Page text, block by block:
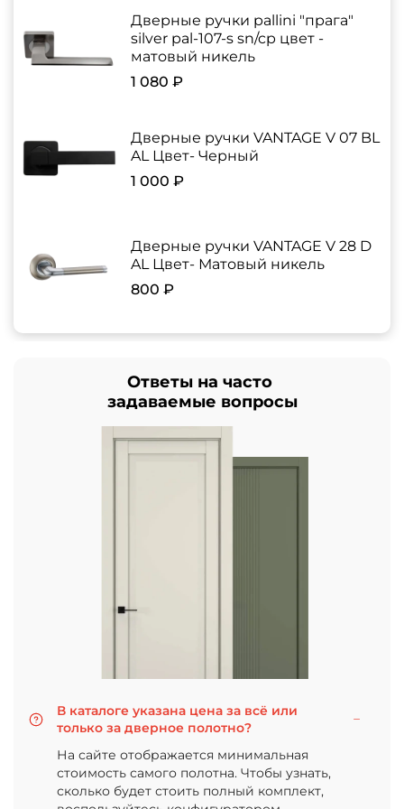
Дверные ручки pallini "прага"
silver pal-107-s sn/cp цвет -
матовый никель
1 080 ₽
Дверные ручки VANTAGE V 07 BL
AL Цвет- Черный
1 000 ₽
Дверные ручки VANTAGE V 28 D
AL Цвет- Матовый никель
800 ₽
Ответы на часто
задаваемые вопросы
В каталоге указана цена за всё или
только за дверное полотно?
На сайте отображается минимальная
стоимость самого полотна. Чтобы узнать,
сколько будет стоить полный комплект,